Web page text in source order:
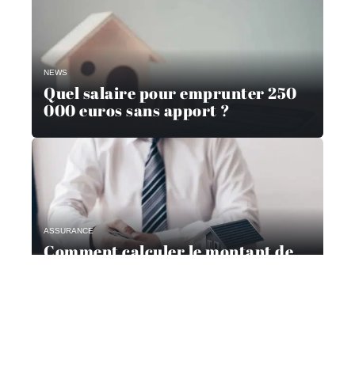
NEWS
Quel salaire pour emprunter 250
000 euros sans apport ?
ASSURANCE
Comment calculer le montant de